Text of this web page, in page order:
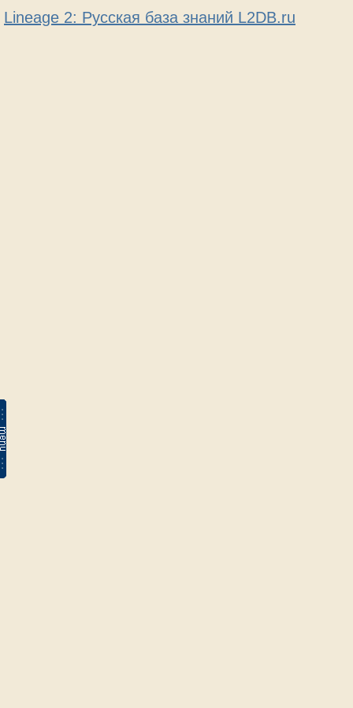
Lineage 2: Русская база знаний L2DB.ru